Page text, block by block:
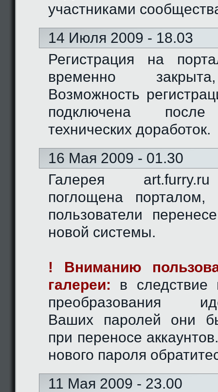
участниками
14 Июля 2009 - 18.03
Регистрация на
временно
Возможность
подключена после
технических доработок.
16 Мая 2009 - 01.30
Галерея
поглощена
пользователи
новой системы.
! Вниманию
галереи: в следствие
преобразования
Ваших паролей они
при переносе
нового пароля
11 Мая 2009 - 23.00